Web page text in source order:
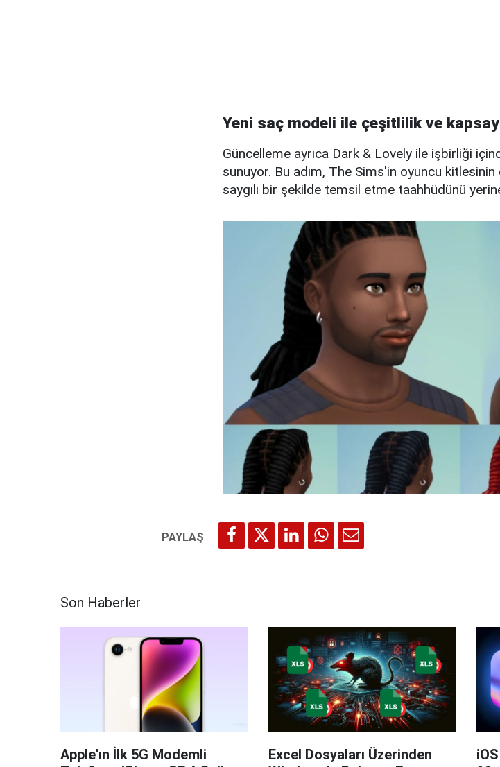
Yeni saç modeli ile çeşitlilik ve
Güncelleme ayrıca Dark & Lovely ile işbirliği
sunuyor. Bu adım, The Sims'in oyuncu
saygılı bir şekilde temsil etme taahhüdünü
Son Haberler
Apple'ın İlk 5G Modemli
Excel Dosyaları Üzerinden